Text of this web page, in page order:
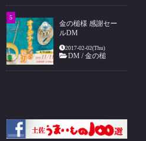
金の槌様 感謝セー
ルDM
2017-02-02(Thu)
DM /金の槌